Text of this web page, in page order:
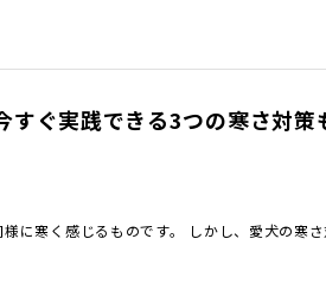
ぐ実践できる3つの寒さ対策
に寒く感じるものです。 しかし、愛犬の寒